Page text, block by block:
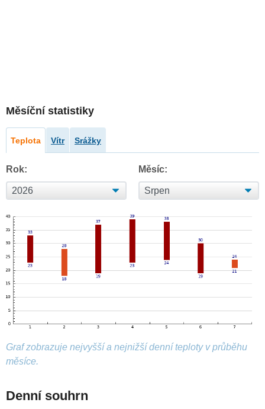
Měsíční statistiky
Teplota Vítr Srážky
Rok: Měsíc:
Graf zobrazuje nejvyšší a nejnižší denní teploty v průběhu
měsíce.
Denní souhrn